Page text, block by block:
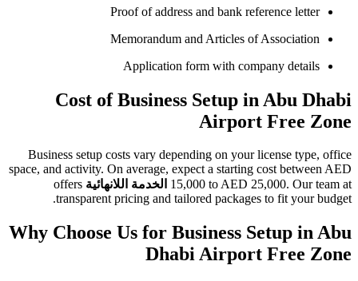
Proof of address and bank reference letter
Memorandum and Articles of Association
Application form with company details
Cost of Business Setup in Abu Dhabi
Airport Free Zone
Business setup costs vary depending on your license type, office
space, and activity. On average, expect a starting cost between AED
15,000 to AED 25,000. Our team at الخدمة اللانهائية offers
transparent pricing and tailored packages to fit your budget.
Why Choose Us for Business Setup in Abu
Dhabi Airport Free Zone